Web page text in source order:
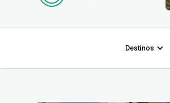
Destinos